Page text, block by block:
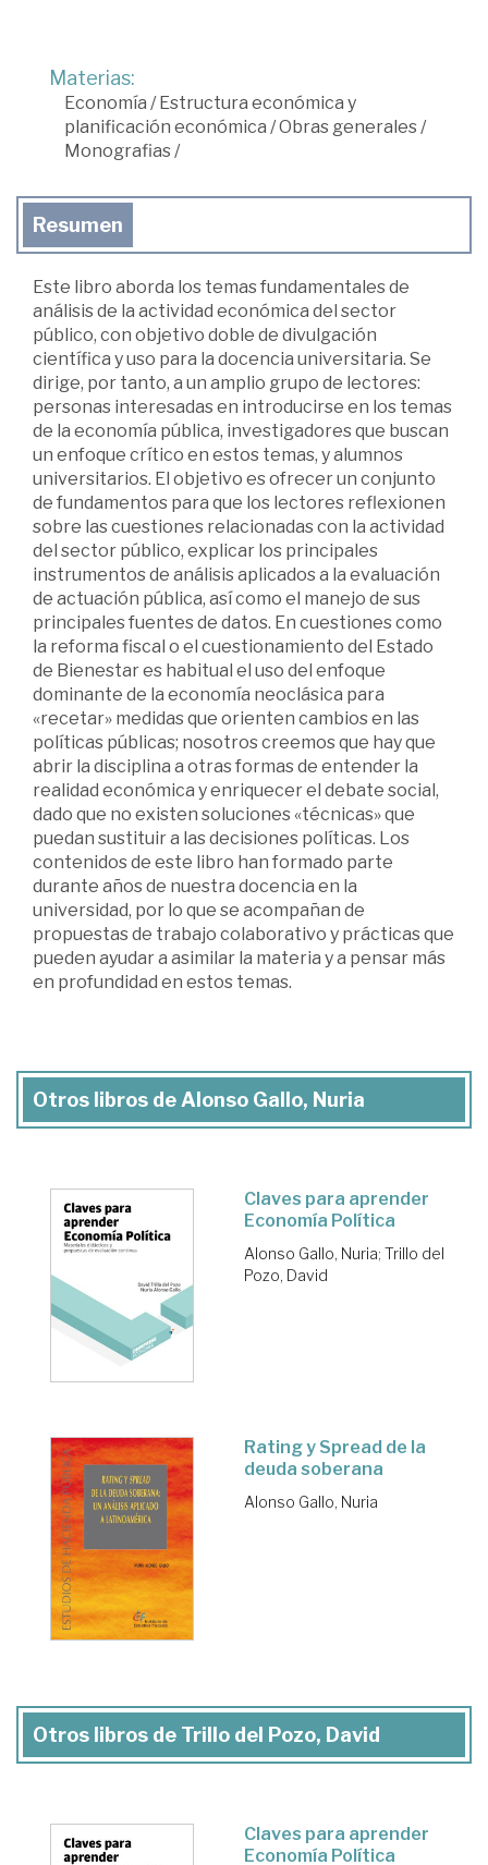
Materias:
Economía /Estructura económica y
planificación económica /Obras generales /
Monografias /
Resumen
Este libro aborda los temas fundamentales de
análisis de la actividad económica del sector
público, con objetivo doble de divulgación
científica y uso para la docencia universitaria. Se
dirige, por tanto, a un amplio grupo de lectores:
personas interesadas en introducirse en los temas
de la economía pública, investigadores que buscan
un enfoque crítico en estos temas, y alumnos
universitarios. El objetivo es ofrecer un conjunto
de fundamentos para que los lectores reflexionen
sobre las cuestiones relacionadas con la actividad
del sector público, explicar los principales
instrumentos de análisis aplicados a la evaluación
de actuación pública, así como el manejo de sus
principales fuentes de datos. En cuestiones como
la reforma fiscal o el cuestionamiento del Estado
de Bienestar es habitual el uso del enfoque
dominante de la economía neoclásica para
«recetar» medidas que orienten cambios en las
políticas públicas; nosotros creemos que hay que
abrir la disciplina a otras formas de entender la
realidad económica y enriquecer el debate social,
dado que no existen soluciones «técnicas» que
puedan sustituir a las decisiones políticas. Los
contenidos de este libro han formado parte
durante años de nuestra docencia en la
universidad, por lo que se acompañan de
propuestas de trabajo colaborativo y prácticas que
pueden ayudar a asimilar la materia y a pensar más
en profundidad en estos temas.
Otros libros de Alonso Gallo, Nuria
Claves para aprender
Economía Política
Alonso Gallo, Nuria; Trillo del
Pozo, David
Rating y Spread de la
deuda soberana
Alonso Gallo, Nuria
Otros libros de Trillo del Pozo, David
Claves para aprender
Economía Política